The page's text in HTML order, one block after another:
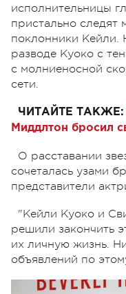
исполнительницы
пристально следят
поклонники Кейли.
разводе Куоко с
с молниеносной
сети.
ЧИТАЙТЕ ТАКЖЕ:
Миддлтон бросил
О расставании
сочеталась узами
представители
"Кейли Куоко и
решили закончить
их личную жизнь.
объявлений по